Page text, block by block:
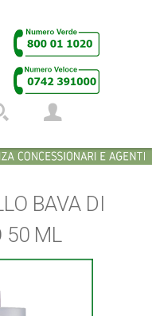
BAVA DI
50 ML